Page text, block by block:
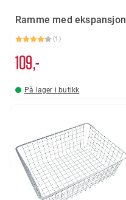
Ramme med ekspansjon
Karakter:
(1)
4.0 av 5 mulige
109,-
På lager i butikk